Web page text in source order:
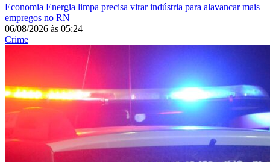
Economia Energia limpa precisa virar indústria para alavancar mais
empregos no RN
06/08/2026 às 05:24
Crime